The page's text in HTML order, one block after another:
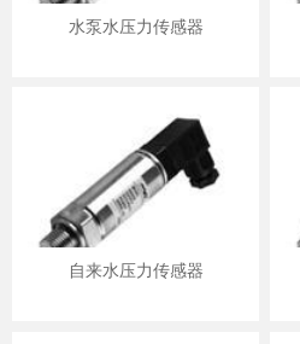
水泵水压力传感器
自来水压力传感器